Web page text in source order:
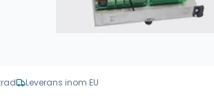
Leverans inom EU